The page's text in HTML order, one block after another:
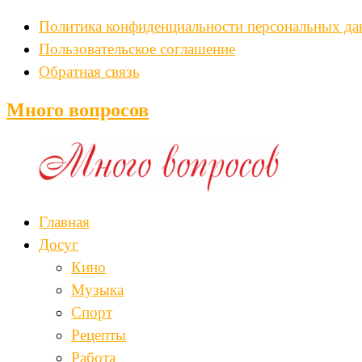
Политика конфиденциальности персональных
Пользовательское соглашение
Обратная связь
Много вопросов
Главная
Досуг
Кино
Музыка
Спорт
Рецепты
Работа